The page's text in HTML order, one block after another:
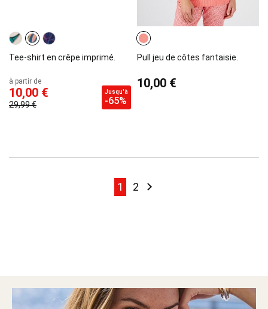
Tee-shirt en crêpe imprimé.
à partir de
10,00 €
29,99 €
Jusqu'à
-65%
Pull jeu de côtes fantaisie.
10,00 €
Page
Page
1 Page
2 Page
Suivant